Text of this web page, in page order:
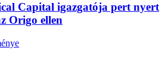
Capital igazgatója pert nyert
Origo ellen